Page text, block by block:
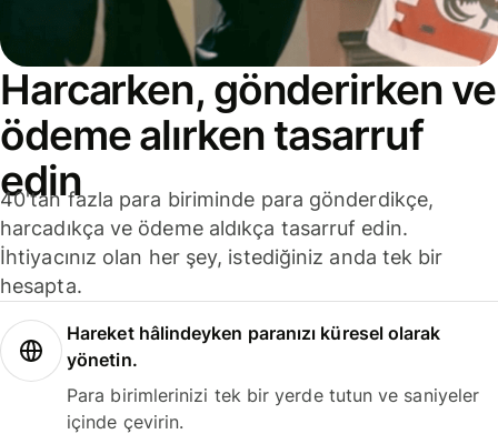
Harcarken, gönderirken ve
ödeme alırken tasarruf
edin
40'tan fazla para biriminde para gönderdikçe,
harcadıkça ve ödeme aldıkça tasarruf edin.
İhtiyacınız olan her şey, istediğiniz anda tek bir
hesapta.
Hareket hâlindeyken paranızı küresel olarak
yönetin.
Para birimlerinizi tek bir yerde tutun ve saniyeler
içinde çevirin.